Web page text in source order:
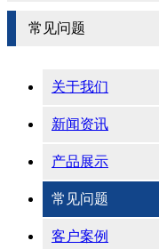
常见问题
关于我们
新闻资讯
产品展示
常见问题
客户案例